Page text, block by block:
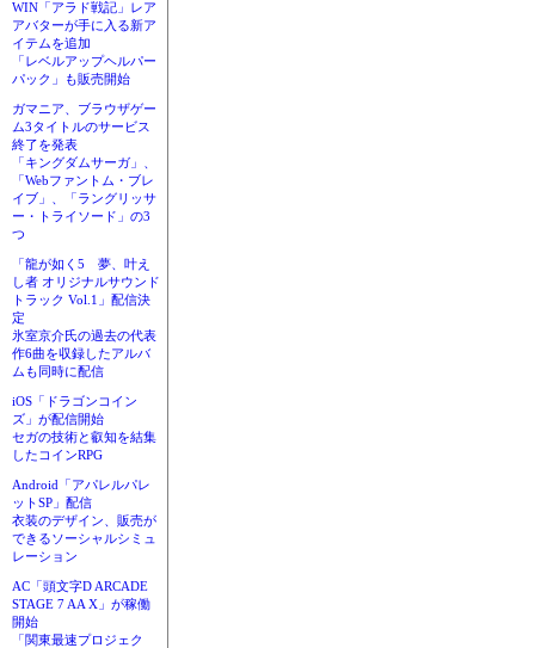
WIN「アラド戦記」レア
アバターが手に入る新ア
イテムを追加
「レベルアップヘルパー
パック」も販売開始
ガマニア、ブラウザゲー
ム3タイトルのサービス
終了を発表
「キングダムサーガ」、
「Webファントム・ブレ
イブ」、「ラングリッサ
ー・トライソード」の3
つ
「龍が如く5 夢、叶え
し者 オリジナルサウンド
トラック Vol.1」配信決
定
氷室京介氏の過去の代表
作6曲を収録したアルバ
ムも同時に配信
iOS「ドラゴンコイン
ズ」が配信開始
セガの技術と叡知を結集
したコインRPG
Android「アパレルパレ
ットSP」配信
衣装のデザイン、販売が
できるソーシャルシミュ
レーション
AC「頭文字D ARCADE
STAGE 7 AA X」が稼働
開始
「関東最速プロジェク